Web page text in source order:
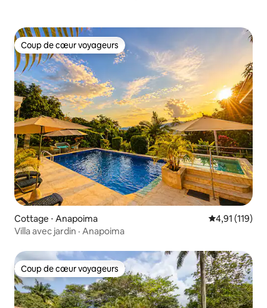
Coup de cœur voyageurs
Coup de cœur voyageurs
Cottage ⋅ Anapoima Évaluation
4,91 (119)
Villa avec jardin · Anapoima
Coup de cœur voyageurs
Coup de cœur voyageurs